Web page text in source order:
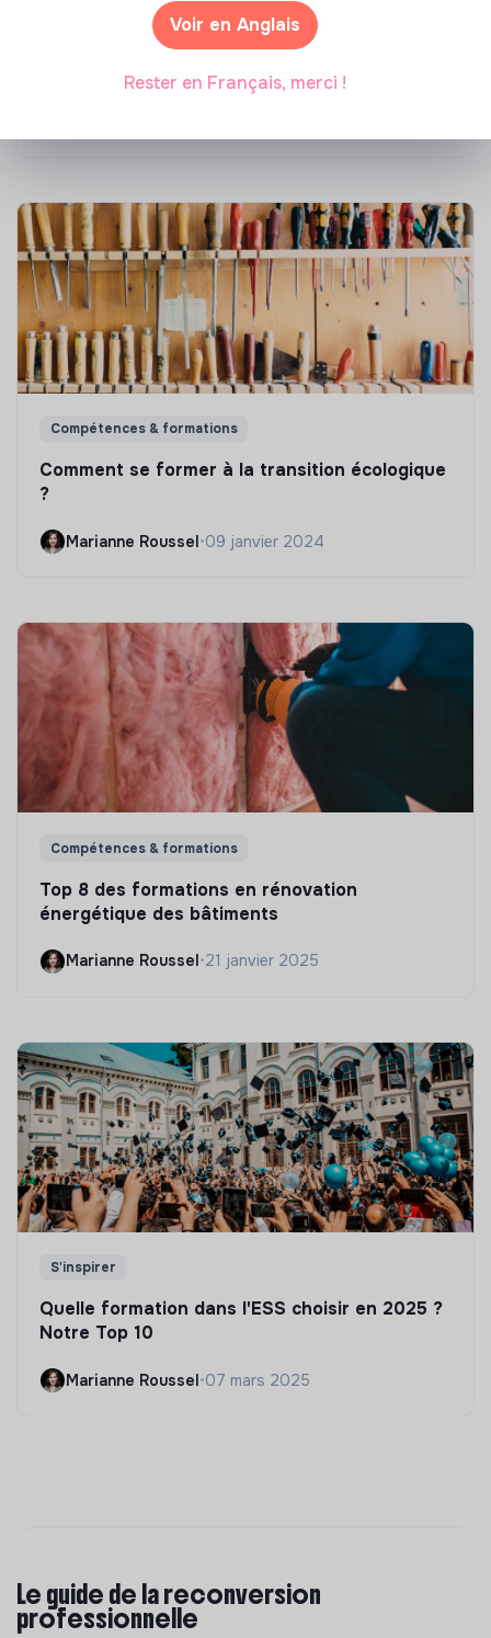
Les 25 meilleures formations RSE en 2026
Compétences & formations
Comment se former à la transition écologique
?
Marianne Roussel•09 janvier 2024
Compétences & formations
Top 8 des formations en rénovation
énergétique des bâtiments
Marianne Roussel•21 janvier 2025
S'inspirer
Quelle formation dans l'ESS choisir en 2025 ?
Notre Top 10
Marianne Roussel•07 mars 2025
Le guide de la reconversion
professionnelle
Voir en Anglais
Rester en Français, merci !